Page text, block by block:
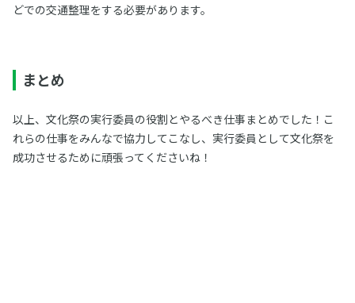
どでの交通整理をする必要があります。
まとめ
以上、文化祭の実行委員の役割とやるべき仕事まとめでした！こ
れらの仕事をみんなで協力してこなし、実行委員として文化祭を
成功させるために頑張ってくださいね！